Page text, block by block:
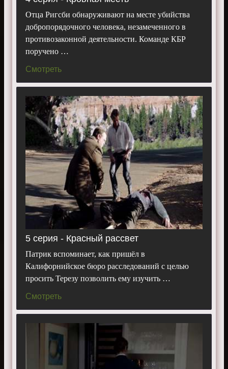
Отца Ригсби обнаруживают на месте убийства
добропорядочного человека, незамеченного в
противозаконной деятельности. Команде КБР
поручено …
Смотреть
5 серия - Красный рассвет
Патрик вспоминает, как пришёл в
Калифорнийское бюро расследований с целью
просить Терезу позволить ему изучить …
Смотреть